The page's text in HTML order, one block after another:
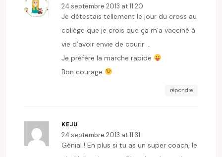
24 septembre 2013 at 11:20
Je détestais tellement le jour du cross au
collège que je crois que ça m’a vacciné à
vie d’avoir envie de courir …
Je préfère la marche rapide
Bon courage
répondre
KEJU
24 septembre 2013 at 11:31
Génial ! En plus si tu as un super coach, le